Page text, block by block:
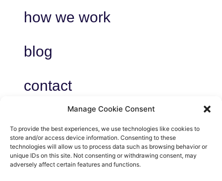
Manage Cookie Consent
To provide the best experiences, we use technologies like cookies to
store and/or access device information. Consenting to these
technologies will allow us to process data such as browsing behavior or
unique IDs on this site. Not consenting or withdrawing consent, may
adversely affect certain features and functions.
how we work
blog
contact
privacy
voorwaarden